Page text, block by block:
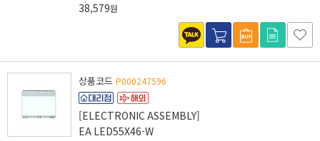
38,579원
상품코드 P000247596
[ELECTRONIC ASSEMBLY]
EA LED55X46-W